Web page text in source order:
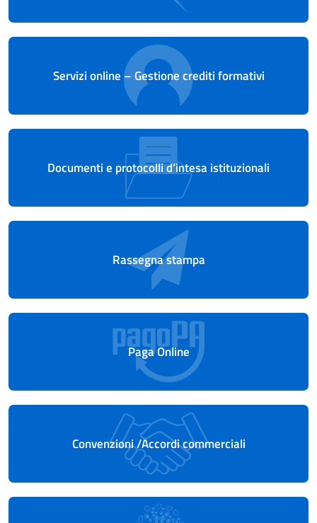
Servizi online – Gestione crediti formativi
Documenti e protocolli d’intesa istituzionali
Rassegna stampa
Paga Online
Convenzioni /Accordi commerciali